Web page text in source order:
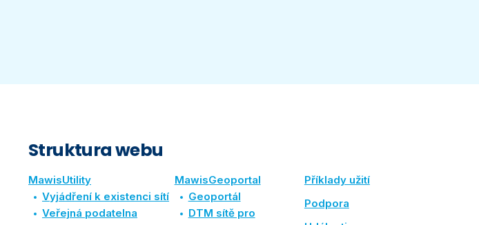
Struktura webu
MawisUtility
Vyjádření k existenci sítí
Veřejná podatelna
MawisGeoportal
Geoportál
DTM sítě pro
Příklady užití
Podpora